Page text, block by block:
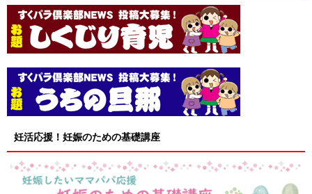
妊活応援！妊娠のための基礎講座